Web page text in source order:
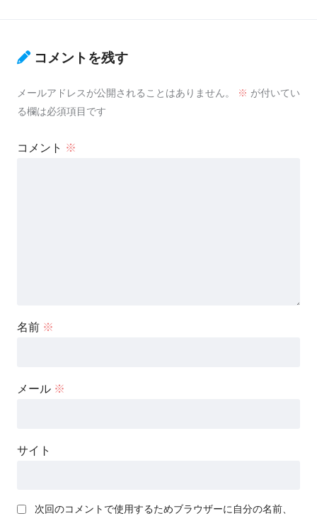
コメントを残す
メールアドレスが公開されることはありません。 ※ が付いてい
る欄は必須項目です
コメント ※
名前 ※
メール ※
サイト
次回のコメントで使用するためブラウザーに自分の名前、